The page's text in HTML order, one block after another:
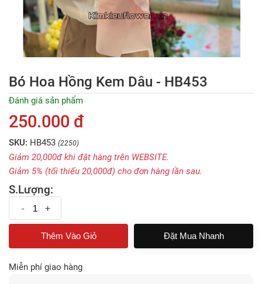
Bó Hoa Hồng Kem Dâu - HB453
Đánh giá sản phẩm
250.000 đ
SKU: HB453 (2250)
Giảm 20,000đ khi đặt hàng trên WEBSITE.
Giảm 5% (tối thiếu 20,000đ) cho đơn hàng lần sau.
S.Lượng:
- +
Đặt Mua Nhanh
Miễn phí giao hàng